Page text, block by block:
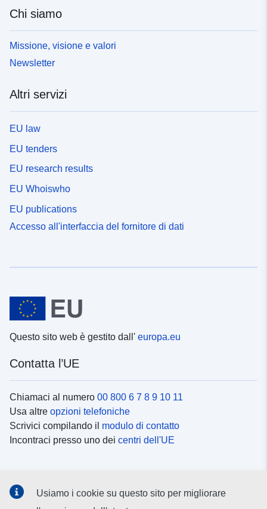
Chi siamo
Missione, visione e valori
Newsletter
Altri servizi
EU law
EU tenders
EU research results
EU Whoiswho
EU publications
Accesso all'interfaccia del fornitore di dati
Questo sito web è gestito dall' europa.eu
Contatta l’UE
Chiamaci al numero 00 800 6 7 8 9 10 11
Usa altre opzioni telefoniche
Scrivici compilando il modulo di contatto
Incontraci presso uno dei centri dell'UE
Usiamo i cookie su questo sito per migliorare